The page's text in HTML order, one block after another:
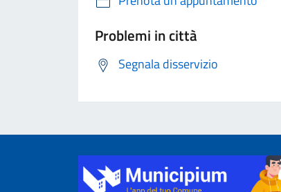
Problemi in città
Segnala disservizio